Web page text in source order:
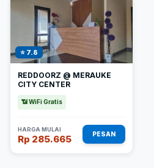
⭐ 7.8
REDDOORZ @ MERAUKE
CITY CENTER
📶 WiFi Gratis
HARGA MULAI
Rp 285.665 PESAN